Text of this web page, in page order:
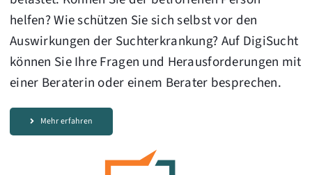
helfen? Wie schützen Sie sich selbst vor den
Auswirkungen der Suchterkrankung? Auf DigiSucht
können Sie Ihre Fragen und Herausforderungen mit
einer Beraterin oder einem Berater besprechen.
Mehr erfahren